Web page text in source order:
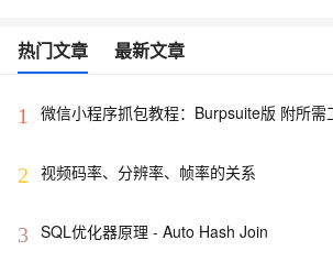
热门文章 最新文章
1 微信小程序抓包教程：Burpsuite版 附所需
2 视频码率、分辨率、帧率的关系
3 SQL优化器原理 - Auto Hash Join